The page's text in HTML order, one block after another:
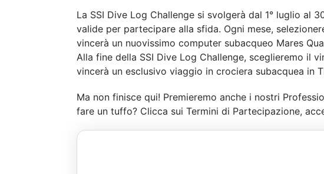
La SSI Dive Log Challenge si svolgerà dal 1° luglio al
valide per partecipare alla sfida. Ogni mese,
vincerà un nuovissimo computer subacqueo Mares
Alla fine della SSI Dive Log Challenge, sceglieremo il
vincerà un esclusivo viaggio in crociera subacquea in
Ma non finisce qui! Premieremo anche i nostri
fare un tuffo? Clicca sui Termini di Partecipazione,